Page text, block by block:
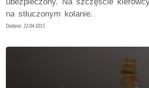
na stłuczonym kolanie.
Dodano: 22.04.2013